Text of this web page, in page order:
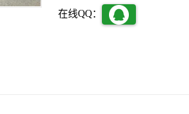
在线QQ：